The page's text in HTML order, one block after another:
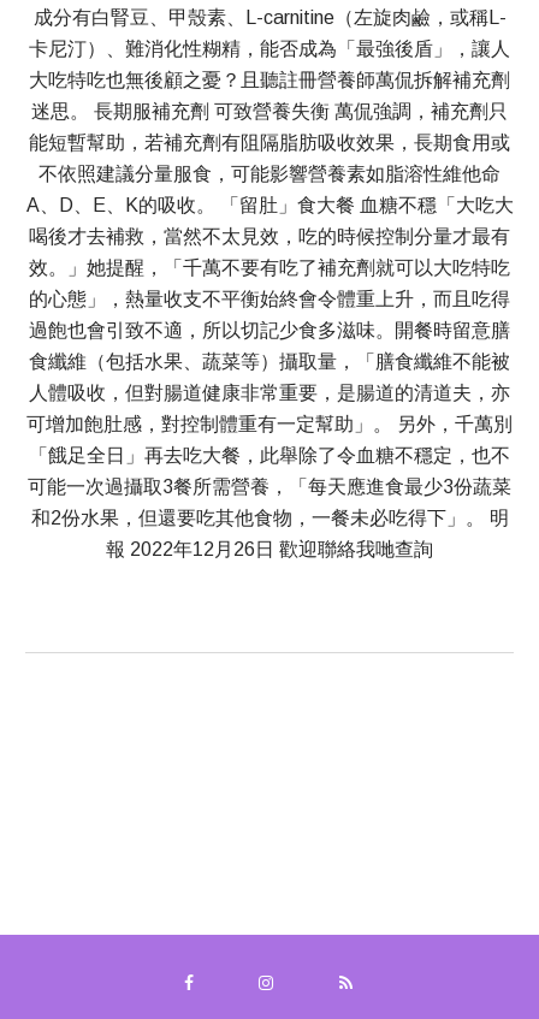
成分有白腎豆、甲殼素、L-carnitine（左旋肉鹼，或稱L-
卡尼汀）、難消化性糊精，能否成為「最強後盾」，讓人
大吃特吃也無後顧之憂？且聽註冊營養師萬侃拆解補充劑
迷思。 長期服補充劑 可致營養失衡 萬侃強調，補充劑只
能短暫幫助，若補充劑有阻隔脂肪吸收效果，長期食用或
不依照建議分量服食，可能影響營養素如脂溶性維他命
A、D、E、K的吸收。 「留肚」食大餐 血糖不穩「大吃大
喝後才去補救，當然不太見效，吃的時候控制分量才最有
效。」她提醒，「千萬不要有吃了補充劑就可以大吃特吃
的心態」，熱量收支不平衡始終會令體重上升，而且吃得
過飽也會引致不適，所以切記少食多滋味。開餐時留意膳
食纖維（包括水果、蔬菜等）攝取量，「膳食纖維不能被
人體吸收，但對腸道健康非常重要，是腸道的清道夫，亦
可增加飽肚感，對控制體重有一定幫助」。 另外，千萬別
「餓足全日」再去吃大餐，此舉除了令血糖不穩定，也不
可能一次過攝取3餐所需營養，「每天應進食最少3份蔬菜
和2份水果，但還要吃其他食物，一餐未必吃得下」。 明
報 2022年12月26日 歡迎聯絡我哋查詢